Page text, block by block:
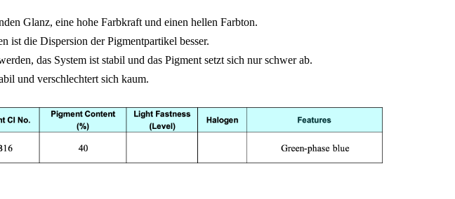
Glanz, eine hohe Farbkraft und einen hellen Farbton.
ist die Dispersion der Pigmentpartikel besser.
das System ist stabil und das Pigment setzt sich nur schwer ab.
und verschlechtert sich kaum.